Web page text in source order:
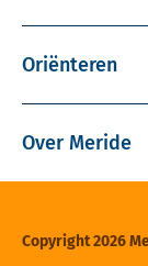
Oriënteren
Over Meride
Copyright 2026